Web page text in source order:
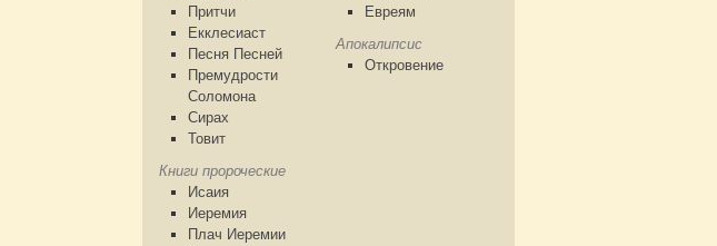
Притчи
Екклесиаст
Песня Песней
Премудрости
Соломона
Сирах
Товит
Книги пророческие
Исаия
Иеремия
Плач Иеремии
Евреям
Апокалипсис
Откровение